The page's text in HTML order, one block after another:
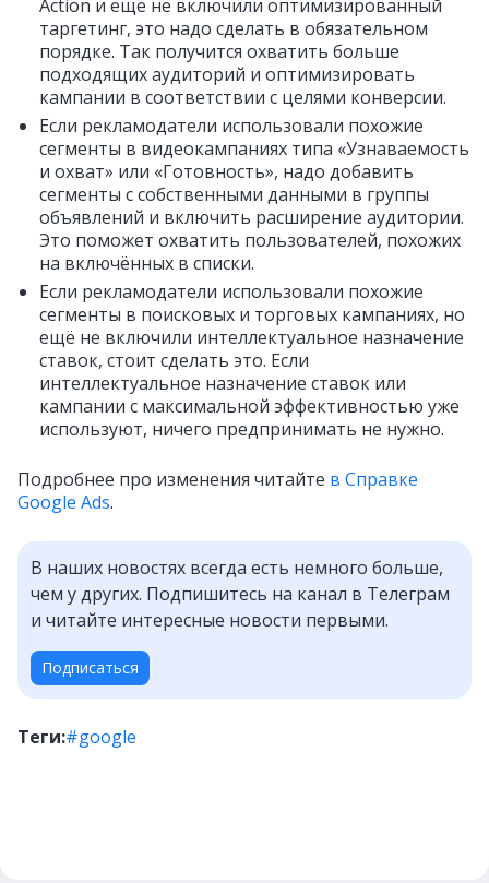
Action и ещё не включили оптимизированный
таргетинг, это надо сделать в обязательном
порядке. Так получится охватить больше
подходящих аудиторий и оптимизировать
кампании в соответствии с целями конверсии.
Если рекламодатели использовали похожие
сегменты в видеокампаниях типа «Узнаваемость
и охват» или «Готовность», надо добавить
сегменты с собственными данными в группы
объявлений и включить расширение аудитории.
Это поможет охватить пользователей, похожих
на включённых в списки.
Если рекламодатели использовали похожие
сегменты в поисковых и торговых кампаниях, но
ещё не включили интеллектуальное назначение
ставок, стоит сделать это. Если
интеллектуальное назначение ставок или
кампании с максимальной эффективностью уже
используют, ничего предпринимать не нужно.
Подробнее про изменения читайте в Справке
Google Ads.
В наших новостях всегда есть немного больше,
чем у других. Подпишитесь на канал в Телеграм
и читайте интересные новости первыми.
Подписаться
Теги:#google